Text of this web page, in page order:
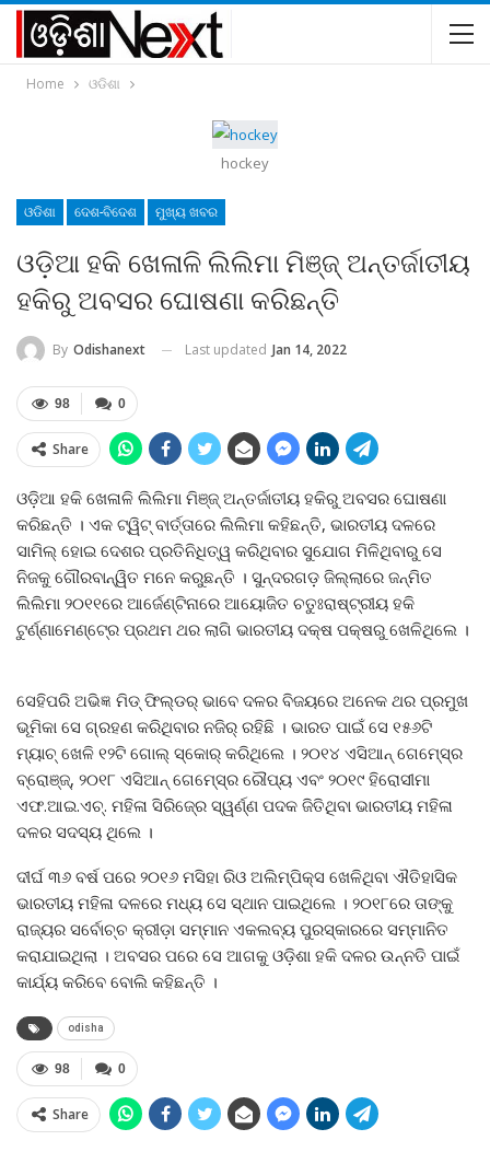
Home ଓଡିଶା
hockey
ଓଡିଶା ଦେଶ-ବିଦେଶ ମୁଖ୍ୟ ଖବର
ଓଡ଼ିଆ ହକି ଖେଳାଳି ଲିଲିମା ମିଞ୍ଜ୍‍ ଅନ୍ତର୍ଜାତୀୟ
ହକିରୁ ଅବସର ଘୋଷଣା କରିଛନ୍ତି
By Odishanext Last updated Jan 14, 2022
0
98
Share
ଓଡ଼ିଆ ହକି ଖେଳାଳି ଲିଲିମା ମିଞ୍ଜ୍‍ ଅନ୍ତର୍ଜାତୀୟ ହକିରୁ ଅବସର ଘୋଷଣା
କରିଛନ୍ତି । ଏକ ଟ୍ୱିଟ୍‍ ବାର୍ତ୍ତାରେ ଲିଲିମା କହିଛନ୍ତି, ଭାରତୀୟ ଦଳରେ
ସାମିଲ୍‍ ହୋଇ ଦେଶର ପ୍ରତିନିଧିତ୍ୱ କରିଥିବାର ସୁଯୋଗ ମିଳିଥିବାରୁ ସେ
ନିଜକୁ ଗୌରବାନ୍ୱିତ ମନେ କରୁଛନ୍ତି । ସୁନ୍ଦରଗଡ଼ ଜିଲ୍ଲାରେ ଜନ୍ମିତ
ଲିଲିମା ୨୦୧୧ରେ ଆର୍ଜେଣ୍ଟିନାରେ ଆୟୋଜିତ ଚତୁଃରାଷ୍ଟ୍ରୀୟ ହକି
ଟୁର୍ଣ୍ଣାମେଣ୍ଟ୍‍ରେ ପ୍ରଥମ ଥର ଲାଗି ଭାରତୀୟ ଦକ୍ଷ ପକ୍ଷରୁ ଖେଳିଥିଲେ ।
ସେହିପରି ଅଭିଜ୍ଞ ମିଡ୍‍ ଫିଲ୍‍ଡର୍‍ ଭାବେ ଦଳର ବିଜୟରେ ଅନେକ ଥର ପ୍ରମୁଖ
ଭୂମିକା ସେ ଗ୍ରହଣ କରିଥିବାର ନଜିର୍‍ ରହିଛି । ଭାରତ ପାଇଁ ସେ ୧୫୬ଟି
ମ୍ୟାଚ୍‍ ଖେଳି ୧୨ଟି ଗୋଲ୍‍ ସ୍କୋର୍‍ କରିଥିଲେ । ୨୦୧୪ ଏସିଆନ୍‍ ଗେମ୍‍ସ୍‍ରେ
ବ୍ରୋଞ୍ଜ୍‍, ୨୦୧୮ ଏସିଆନ୍‍ ଗେମ୍‍ସ୍‍ରେ ରୌପ୍ୟ ଏବଂ ୨୦୧୯ ହିରୋସୀମା
ଏଫ.ଆଇ.ଏଚ୍‍. ମହିଳା ସିରିଜ୍‍ରେ ସ୍ୱର୍ଣ୍ଣ ପଦକ ଜିତିଥିବା ଭାରତୀୟ ମହିଳା
ଦଳର ସଦସ୍ୟ ଥିଲେ ।
ଦୀର୍ଘ ୩୬ ବର୍ଷ ପରେ ୨୦୧୬ ମସିହା ରିଓ ଅଲିମ୍ପିକ୍ସ ଖେଳିଥିବା ଐତିହାସିକ
ଭାରତୀୟ ମହିଳା ଦଳରେ ମଧ୍ୟ ସେ ସ୍ଥାନ ପାଇଥିଲେ । ୨୦୧୮ରେ ତାଙ୍କୁ
ରାଜ୍ୟର ସର୍ବୋଚ୍ଚ କ୍ରୀଡ଼ା ସମ୍ମାନ ଏକଲବ୍ୟ ପୁରସ୍କାରରେ ସମ୍ମାନିତ
କରାଯାଇଥିଲା । ଅବସର ପରେ ସେ ଆଗକୁ ଓଡ଼ିଶା ହକି ଦଳର ଉନ୍ନତି ପାଇଁ
କାର୍ଯ୍ୟ କରିବେ ବୋଲି କହିଛନ୍ତି ।
odisha
0
98
Share